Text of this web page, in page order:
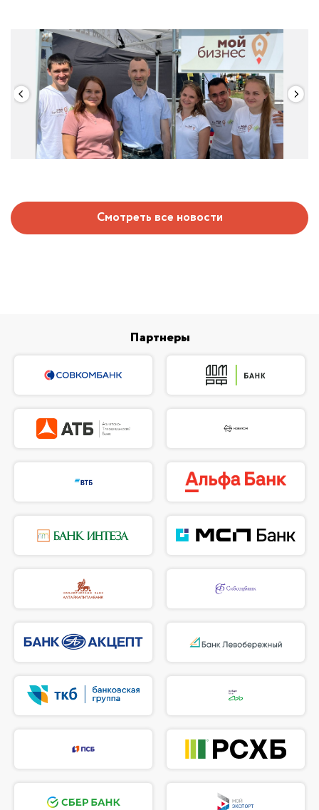
Смотреть все новости
Партнеры